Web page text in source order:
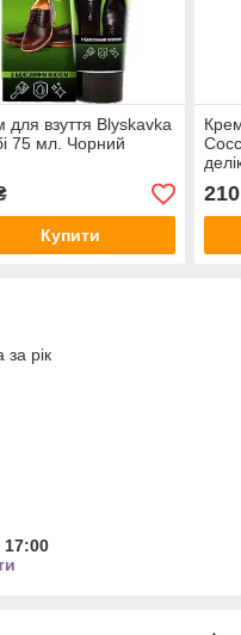
для взуття Blyskavka
75 мл. Чорний
Купити
210
за рік
17:00